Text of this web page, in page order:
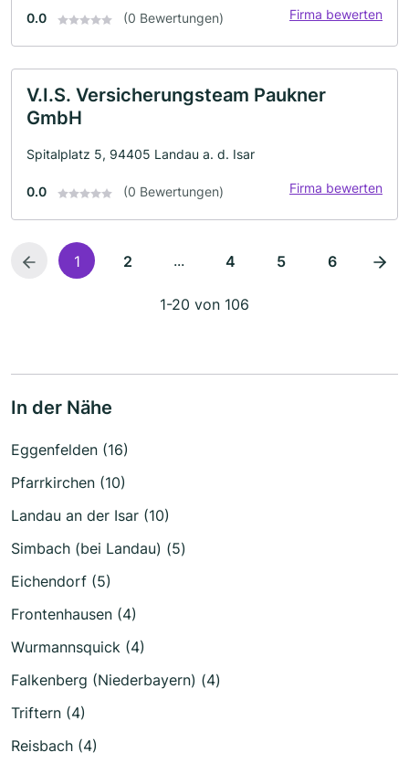
0.0 (0 Bewertungen) Firma bewerten
V.I.S. Versicherungsteam Paukner
GmbH
Spitalplatz 5, 94405 Landau a. d. Isar
0.0 (0 Bewertungen) Firma bewerten
1 2 ... 4 5 6
1-20 von 106
In der Nähe
Eggenfelden (16)
Pfarrkirchen (10)
Landau an der Isar (10)
Simbach (bei Landau) (5)
Eichendorf (5)
Frontenhausen (4)
Wurmannsquick (4)
Falkenberg (Niederbayern) (4)
Triftern (4)
Reisbach (4)